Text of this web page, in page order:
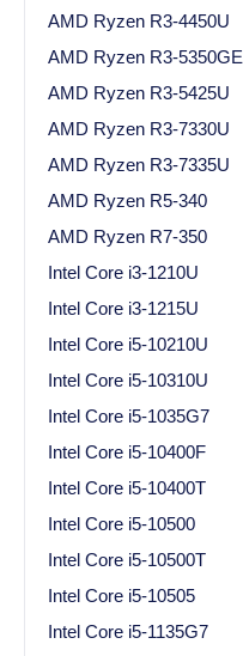
AMD Ryzen R3-4450U
AMD Ryzen R3-5350GE
AMD Ryzen R3-5425U
AMD Ryzen R3-7330U
AMD Ryzen R3-7335U
AMD Ryzen R5-340
AMD Ryzen R7-350
Intel Core i3-1210U
Intel Core i3-1215U
Intel Core i5-10210U
Intel Core i5-10310U
Intel Core i5-1035G7
Intel Core i5-10400F
Intel Core i5-10400T
Intel Core i5-10500
Intel Core i5-10500T
Intel Core i5-10505
Intel Core i5-1135G7